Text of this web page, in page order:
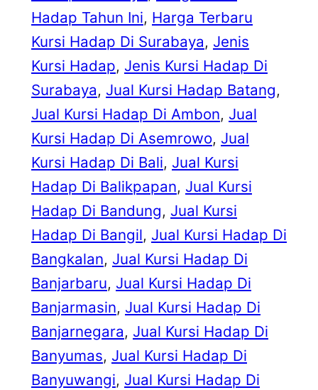
Hadap Tahun Ini, Harga Terbaru
Kursi Hadap Di Surabaya, Jenis
Kursi Hadap, Jenis Kursi Hadap Di
Surabaya, Jual Kursi Hadap Batang
Jual Kursi Hadap Di Ambon, Jual
Kursi Hadap Di Asemrowo, Jual
Kursi Hadap Di Bali, Jual Kursi
Hadap Di Balikpapan, Jual Kursi
Hadap Di Bandung, Jual Kursi
Hadap Di Bangil, Jual Kursi Hadap Di
Bangkalan, Jual Kursi Hadap Di
Banjarbaru, Jual Kursi Hadap Di
Banjarmasin, Jual Kursi Hadap Di
Banjarnegara, Jual Kursi Hadap Di
Banyumas, Jual Kursi Hadap Di
Banyuwangi, Jual Kursi Hadap Di